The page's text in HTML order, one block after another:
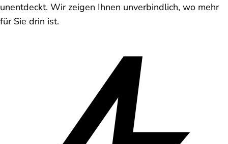
unentdeckt. Wir zeigen Ihnen unverbindlich, wo mehr
für Sie drin ist.